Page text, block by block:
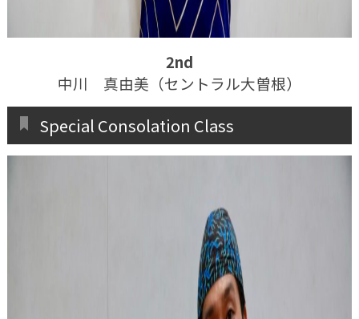
2nd
中川 真由美（セントラル大曽根）
Special Consolation Class